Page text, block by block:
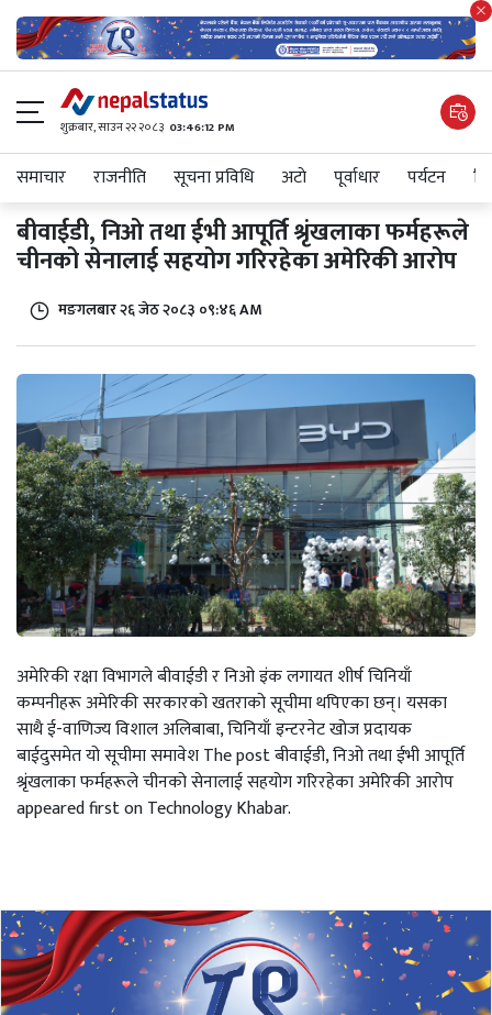
शुक्रबार​, साउन २२ २०८३ 03:46:12 PM
समाचार राजनीति सूचना प्रविधि अटाे पूर्वाधार पर्यटन
बीवाईडी, निओ तथा ईभी आपूर्ति श्रृंखलाका फर्महरूले
चीनको सेनालाई सहयोग गरिरहेका अमेरिकी आरोप
मङगलबार २६ जेठ २०८३ ०९:४६ AM
अमेरिकी रक्षा विभागले बीवाईडी र निओ इंक लगायत शीर्ष चिनियाँ
कम्पनीहरू अमेरिकी सरकारको खतराको सूचीमा थपिएका छन्। यसका
साथै ई-वाणिज्य विशाल अलिबाबा, चिनियाँ इन्टरनेट खोज प्रदायक
बाईदुसमेत यो सूचीमा समावेश The post बीवाईडी, निओ तथा ईभी आपूर्ति
श्रृंखलाका फर्महरूले चीनको सेनालाई सहयोग गरिरहेका अमेरिकी आरोप
appeared first on Technology Khabar.